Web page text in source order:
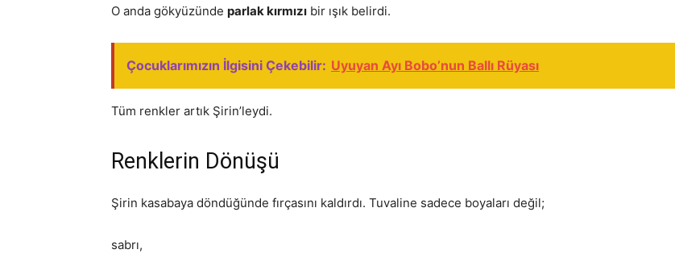
O anda gökyüzünde parlak kırmızı bir ışık belirdi.
Çocuklarımızın İlgisini Çekebilir: Uyuyan Ayı Bobo’nun Ballı Rüyası
Tüm renkler artık Şirin’leydi.
Renklerin Dönüşü
Şirin kasabaya döndüğünde fırçasını kaldırdı. Tuvaline sadece boyaları değil;
sabrı,